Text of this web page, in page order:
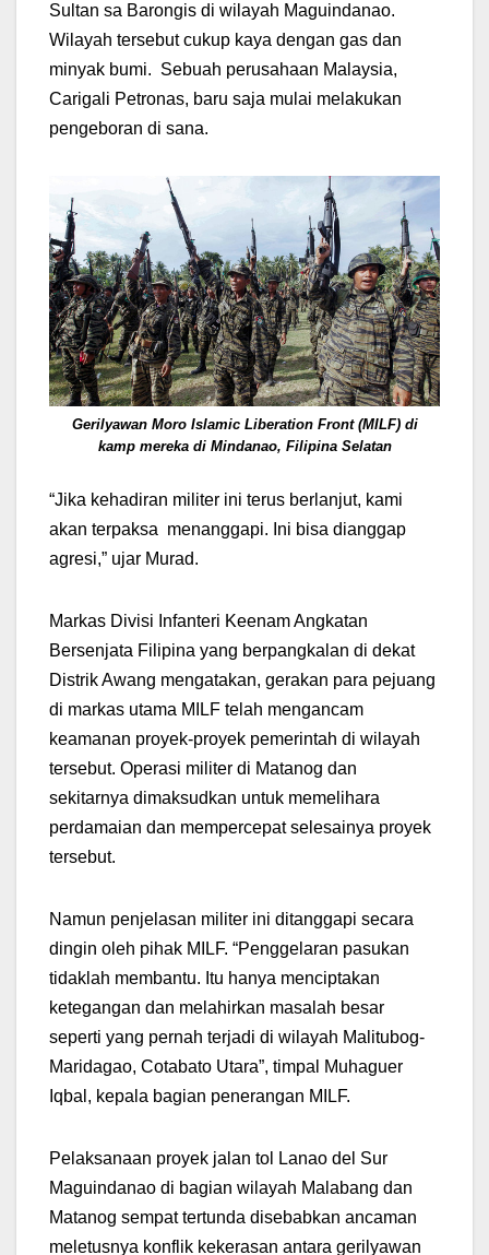
Sultan sa Barongis di wilayah Maguindanao.
Wilayah tersebut cukup kaya dengan gas dan
minyak bumi. Sebuah perusahaan Malaysia,
Carigali Petronas, baru saja mulai melakukan
pengeboran di sana.
Gerilyawan Moro Islamic Liberation Front (MILF) di
kamp mereka di Mindanao, Filipina Selatan
“Jika kehadiran militer ini terus berlanjut, kami
akan terpaksa menanggapi. Ini bisa dianggap
agresi,” ujar Murad.
Markas Divisi Infanteri Keenam Angkatan
Bersenjata Filipina yang berpangkalan di dekat
Distrik Awang mengatakan, gerakan para pejuang
di markas utama MILF telah mengancam
keamanan proyek-proyek pemerintah di wilayah
tersebut. Operasi militer di Matanog dan
sekitarnya dimaksudkan untuk memelihara
perdamaian dan mempercepat selesainya proyek
tersebut.
Namun penjelasan militer ini ditanggapi secara
dingin oleh pihak MILF. “Penggelaran pasukan
tidaklah membantu. Itu hanya menciptakan
ketegangan dan melahirkan masalah besar
seperti yang pernah terjadi di wilayah Malitubog-
Maridagao, Cotabato Utara”, timpal Muhaguer
Iqbal, kepala bagian penerangan MILF.
Pelaksanaan proyek jalan tol Lanao del Sur
Maguindanao di bagian wilayah Malabang dan
Matanog sempat tertunda disebabkan ancaman
meletusnya konflik kekerasan antara gerilyawan